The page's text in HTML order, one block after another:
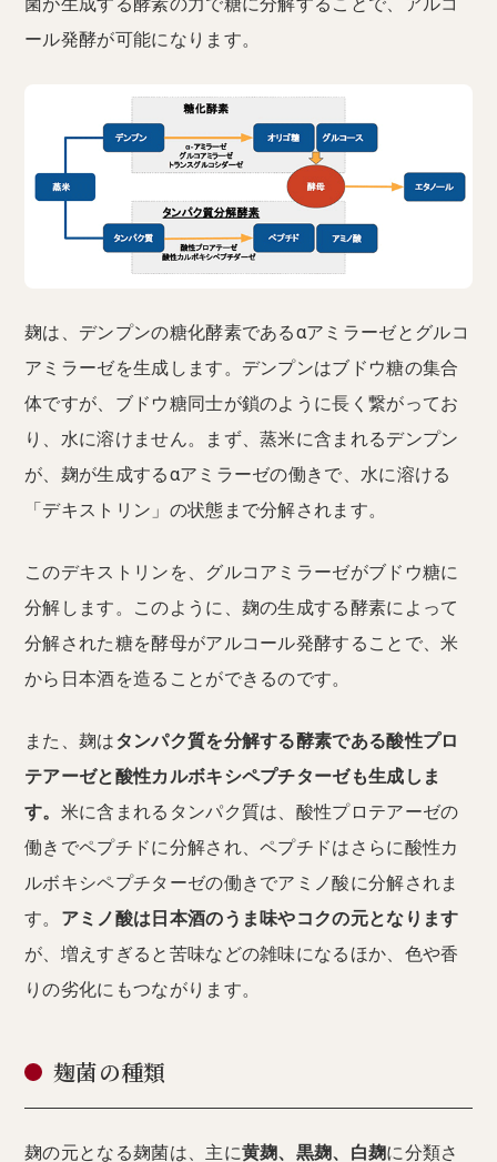
ール発酵が可能になります。
麹は、デンプンの糖化酵素であるαアミラーゼとグルコ
アミラーゼを生成します。デンプンはブドウ糖の集合
体ですが、ブドウ糖同士が鎖のように長く繋がってお
り、水に溶けません。まず、蒸米に含まれるデンプン
が、麹が生成するαアミラーゼの働きで、水に溶ける
「デキストリン」の状態まで分解されます。
このデキストリンを、グルコアミラーゼがブドウ糖に
分解します。このように、麹の生成する酵素によって
分解された糖を酵母がアルコール発酵することで、米
から日本酒を造ることができるのです。
また、麹はタンパク質を分解する酵素である酸性プロ
テアーゼと酸性カルボキシペプチターゼも生成しま
す。 米に含まれるタンパク質は、酸性プロテアーゼの
働きでペプチドに分解され、ペプチドはさらに酸性カ
ルボキシペプチターゼの働きでアミノ酸に分解されま
す。 アミノ酸は日本酒のうま味やコクの元となります
が、増えすぎると苦味などの雑味になるほか、色や香
りの劣化にもつながります。
麹菌の種類
麹の元となる麹菌は、主に黄麹、黒麹、白麹に分類さ